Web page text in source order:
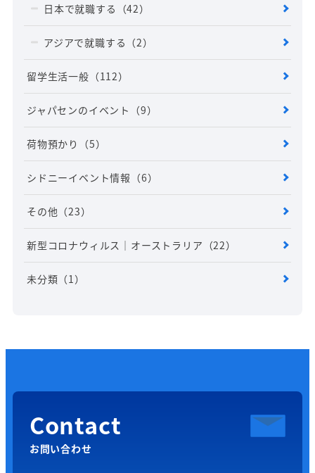
日本で就職する （42）
アジアで就職する （2）
留学生活一般 （112）
ジャパセンのイベント （9）
荷物預かり （5）
シドニーイベント情報 （6）
その他 （23）
新型コロナウィルス｜オーストラリア （22）
未分類 （1）
Contact
お問い合わせ